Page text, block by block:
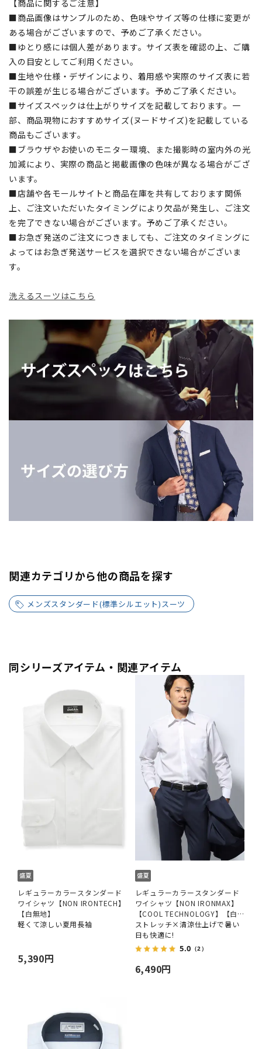
【商品に関するご注意】
■商品画像はサンプルのため、色味やサイズ等の仕様に変更が
ある場合がございますので、予めご了承ください。
■ゆとり感には個人差があります。サイズ表を確認の上、ご購
入の目安としてご利用ください。
■生地や仕様・デザインにより、着用感や実際のサイズ表に若
干の誤差が生じる場合がございます。予めご了承ください。
■サイズスペックは仕上がりサイズを記載しております。一
部、商品現物におすすめサイズ(ヌードサイズ)を記載している
商品もございます。
■ブラウザやお使いのモニター環境、また撮影時の室内外の光
加減により、実際の商品と掲載画像の色味が異なる場合がござ
います。
■店舗や各モールサイトと商品在庫を共有しております関係
上、ご注文いただいたタイミングにより欠品が発生し、ご注文
を完了できない場合がございます。予めご了承ください。
■お急ぎ発送のご注文につきましても、ご注文のタイミングに
よってはお急ぎ発送サービスを選択できない場合がございま
す。
洗えるスーツはこちら
関連カテゴリから他の商品を探す
メンズスタンダード(標準シルエット)スーツ
同シリーズアイテム・関連アイテム
レギュラーカラースタンダード
ワイシャツ【NON IRONTECH】
【白無地】
軽くて涼しい夏用長袖
5,390円
レギュラーカラースタンダード
ワイシャツ【NON IRONMAX】
【COOL TECHNOLOGY】【白
無地】
ストレッチ×清涼仕上げで暑い
日も快適に!
5.0 （2）
6,490円